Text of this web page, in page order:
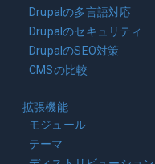
Drupalの多言語対応
Drupalのセキュリティ
DrupalのSEO対策
CMSの比較
拡張機能
モジュール
テーマ